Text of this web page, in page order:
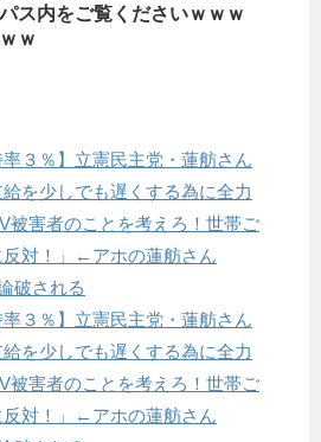
ス内をご覧くださいｗｗｗ
ｗ
率３％】立憲民主党・蓮舫さん
給を少しでも遅くする為に全力
被害者のことを考えろ！世帯ご
反対！」←アホの蓮舫さん
破される
率３％】立憲民主党・蓮舫さん
給を少しでも遅くする為に全力
被害者のことを考えろ！世帯ご
反対！」←アホの蓮舫さん